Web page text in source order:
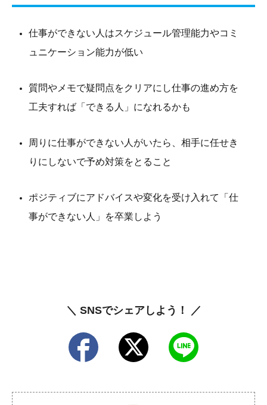
仕事ができない人はスケジュール管理能力やコミ
ュニケーション能力が低い
質問やメモで疑問点をクリアにし仕事の進め方を
工夫すれば「できる人」になれるかも
周りに仕事ができない人がいたら、相手に任せき
りにしないで予め対策をとること
ポジティブにアドバイスや変化を受け入れて「仕
事ができない人」を卒業しよう
＼ SNSでシェアしよう！ ／